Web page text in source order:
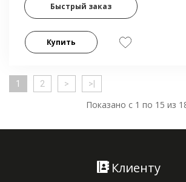
Быстрый заказ
Купить
1 2 > >|
Показано с 1 по 15 из
Клиенту